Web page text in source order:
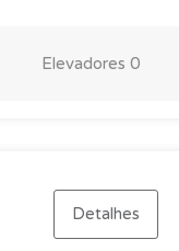
Elevadores 0
Detalhes